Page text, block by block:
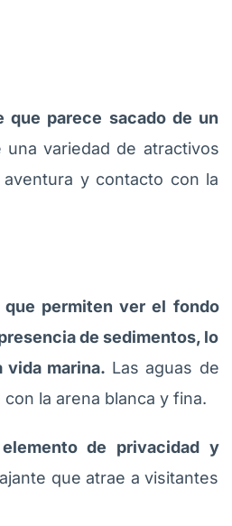
que parece sacado de un
variedad de atractivos
y contacto con la
que permiten ver el fondo
de sedimentos, lo
marina. Las aguas de
la arena blanca y fina.
de privacidad y
que atrae a visitantes